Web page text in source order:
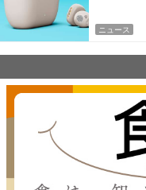
ニュース